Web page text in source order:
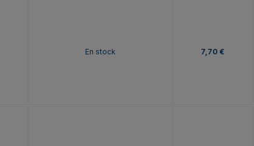
En stock 7,70 €